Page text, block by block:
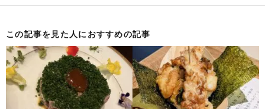
この記事を見た人におすすめの記事